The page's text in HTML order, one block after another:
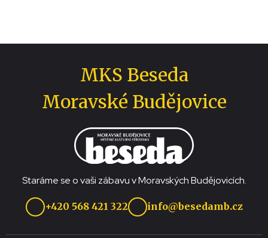
MKS Beseda
Moravské Budějovice
Staráme se o vaši zábavu v Moravských Budějovicích.
+420 568 421 322 info@besedamb.cz